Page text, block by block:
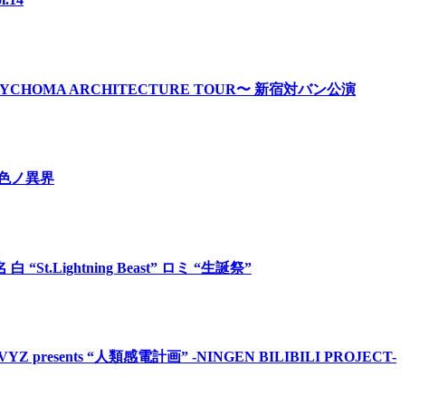
ARCHITECTURE TOUR〜 新宿対バン公演
ノ異界
白 “St.Lightning Beast” ロミ “生誕祭”
presents “人類感電計画” -NINGEN BILIBILI PROJECT-